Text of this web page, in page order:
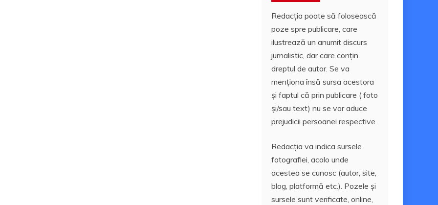
Redacția poate să folosească
poze spre publicare, care
ilustrează un anumit discurs
jurnalistic, dar care conțin
dreptul de autor. Se va
menționa însă sursa acestora
și faptul că prin publicare ( foto
și/sau text) nu se vor aduce
prejudicii persoanei respective.
Redacția va indica sursele
fotografiei, acolo unde
acestea se cunosc (autor, site,
blog, platformă etc.). Pozele și
sursele sunt verificate, online,